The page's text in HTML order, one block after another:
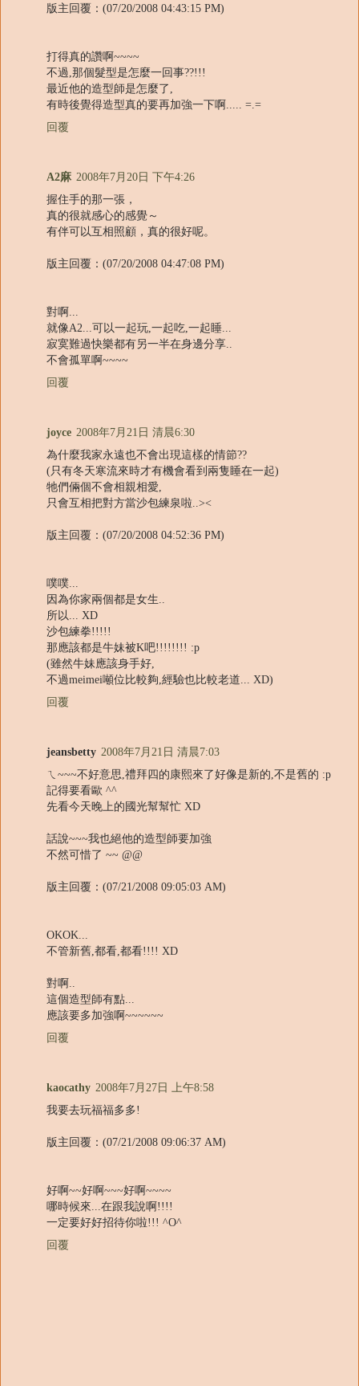
版主回覆：(07/20/2008 04:43:15 PM)
打得真的讚啊~~~~
不過,那個髮型是怎麼一回事??!!!
最近他的造型師是怎麼了,
有時後覺得造型真的要再加強一下啊..... =.=
回覆
A2麻 2008年7月20日 下午4:26
握住手的那一張，
真的很就感心的感覺～
有伴可以互相照顧，真的很好呢。
版主回覆：(07/20/2008 04:47:08 PM)
對啊...
就像A2...可以一起玩,一起吃,一起睡...
寂寞難過快樂都有另一半在身邊分享..
不會孤單啊~~~~
回覆
joyce 2008年7月21日 清晨6:30
為什麼我家永遠也不會出現這樣的情節??
(只有冬天寒流來時才有機會看到兩隻睡在一起)
牠們倆個不會相親相愛,
只會互相把對方當沙包練泉啦..><
版主回覆：(07/20/2008 04:52:36 PM)
噗噗...
因為你家兩個都是女生..
所以... XD
沙包練拳!!!!!
那應該都是牛妹被K吧!!!!!!!! :p
(雖然牛妹應該身手好,
不過meimei噸位比較夠,經驗也比較老道... XD)
回覆
jeansbetty 2008年7月21日 清晨7:03
ㄟ~~~不好意思,禮拜四的康熙來了好像是新的,不是舊的 :p
記得要看歐 ^^
先看今天晚上的國光幫幫忙 XD
話說~~~我也絕他的造型師要加強
不然可惜了 ~~ @@
版主回覆：(07/21/2008 09:05:03 AM)
OKOK...
不管新舊,都看,都看!!!! XD
對啊..
這個造型師有點...
應該要多加強啊~~~~~~
回覆
kaocathy 2008年7月27日 上午8:58
我要去玩福福多多!
版主回覆：(07/21/2008 09:06:37 AM)
好啊~~好啊~~~好啊~~~~
哪時候來...在跟我說啊!!!!
一定要好好招待你啦!!! ^O^
回覆